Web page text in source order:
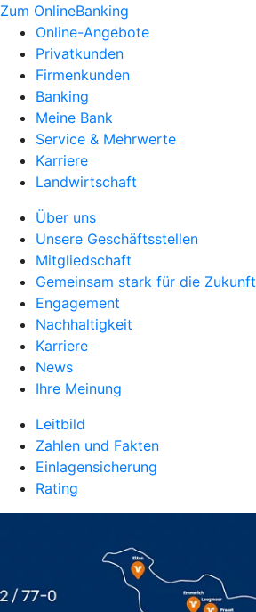
Zum OnlineBanking
Online-Angebote
Privatkunden
Firmenkunden
Banking
Meine Bank
Service & Mehrwerte
Karriere
Landwirtschaft
Über uns
Unsere Geschäftsstellen
Mitgliedschaft
Gemeinsam stark für die Zukunft
Engagement
Nachhaltigkeit
Karriere
News
Ihre Meinung
Leitbild
Zahlen und Fakten
Einlagensicherung
Rating